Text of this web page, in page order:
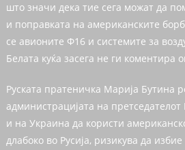
што значи дека тие сега можат да
и поправката на американските
се авионите Ф16 и системите за
Белата куќа засега не ги коментира
Руската пратеничка Марија Бутина
администрацијата на претседателот
и на Украина да користи
длабоко во Русија, ризикува да избие